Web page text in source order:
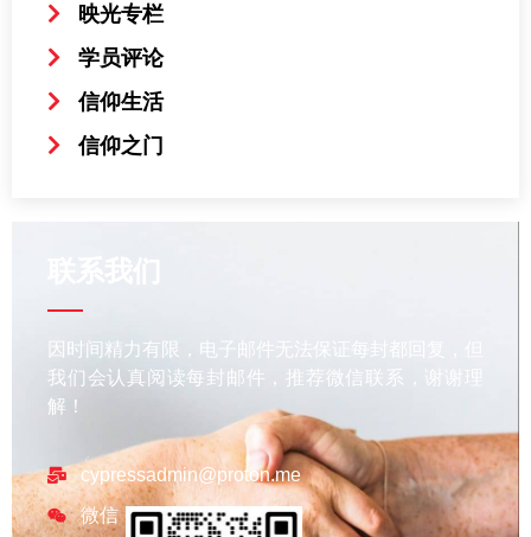
映光专栏
学员评论
信仰生活
信仰之门
因时间精力有限，电子邮件无法保证每封都回复，但
我们会认真阅读每封邮件，推荐微信联系，谢谢理
解！
cypressadmin@proton.me
微信